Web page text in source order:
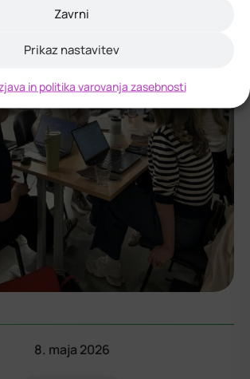
Zavrni
Prikaz nastavitev
in politika varovanja zasebnosti
8. maja 2026